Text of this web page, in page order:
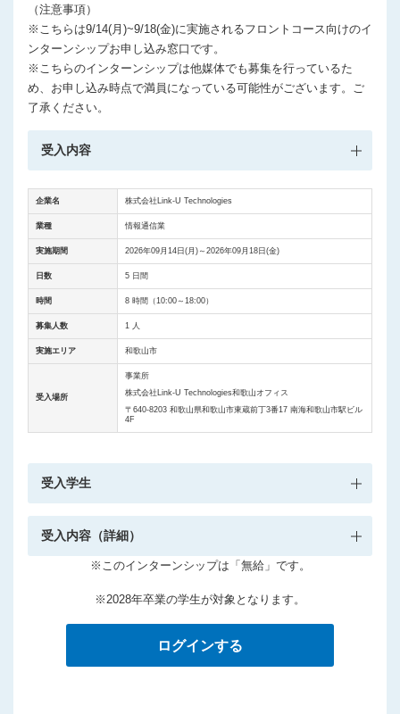
（注意事項）
※こちらは9/14(月)~9/18(金)に実施されるフロントコース向けのイ
ンターンシップお申し込み窓口です。
※こちらのインターンシップは他媒体でも募集を行っているた
め、お申し込み時点で満員になっている可能性がございます。ご
了承ください。
受入内容
企業名 株式会社Link-U Technologies
業種 情報通信業
実施期間 2026年09月14日(月)～2026年09月18日(金)
日数 5 日間
時間 8 時間（10:00～18:00）
募集人数 1 人
実施エリア 和歌山市
受入場所
事業所
株式会社Link-U Technologies和歌山オフィス
〒640‐8203 和歌山県和歌山市東蔵前丁3番17 南海和歌山市駅ビル
4F
受入学生
受入内容（詳細）
※このインターンシップは「無給」です。
※2028年卒業の学生が対象となります。
ログインする